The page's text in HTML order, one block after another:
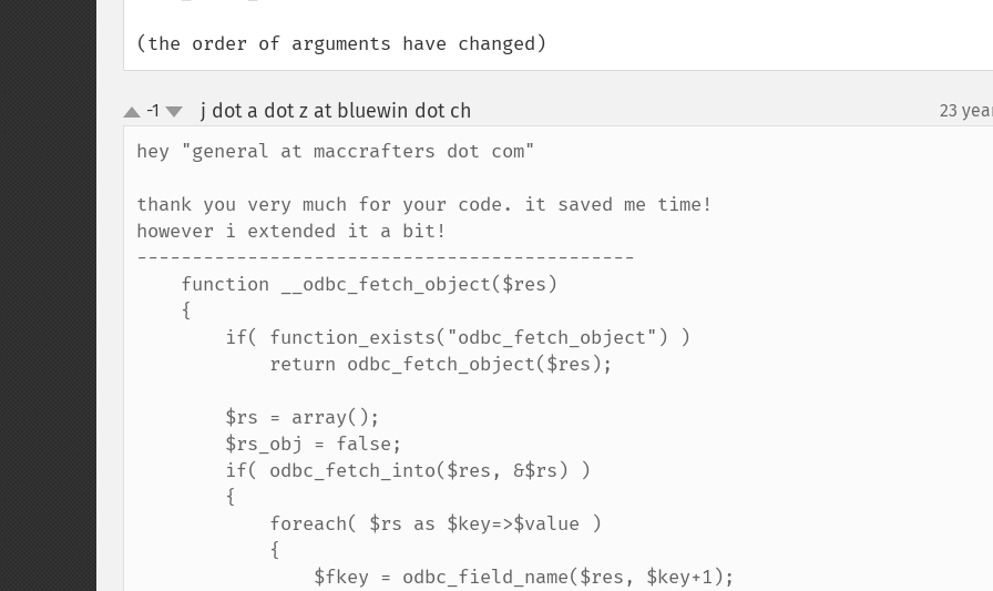
(the order of arguments have changed)
up
down
-1 j dot a dot z at bluewin dot ch 23
hey "general at maccrafters dot com"
thank you very much for your code. it saved me time!
however i extended it a bit!
---------------------------------------------